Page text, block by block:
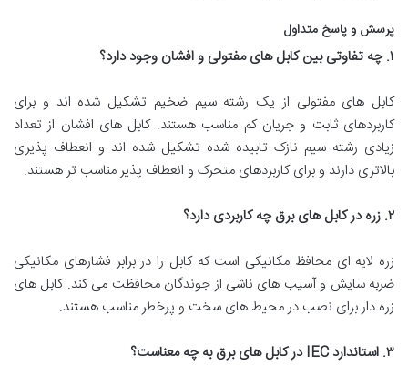
پرسش و پاسخ متداول
۱.چه تفاوتی بین کابل های مفتولی و افشان وجود دارد؟
کابل های مفتولی از یک رشته سیم ضخیم تشکیل شده اند و برای
کاربردهای ثابت و جریان کم مناسب هستند. کابل های افشان از تعداد
زیادی رشته سیم نازک تابیده شده تشکیل شده اند و انعطاف پذیری
بالاتری دارند و برای کاربردهای متحرک و انعطاف پذیر مناسب تر هستند.
۲. زره در کابل های برق چه کاربردی دارد؟
زره لایه ای محافظ مکانیکی است که کابل را در برابر فشارهای مکانیکی
ضربه سایش و آسیب های ناشی از جوندگان محافظت می کند. کابل های
زره دار برای نصب در محیط های سخت و پرخطر مناسب هستند.
۳. استانداردIEC
در کابل های برق به چه معناست؟